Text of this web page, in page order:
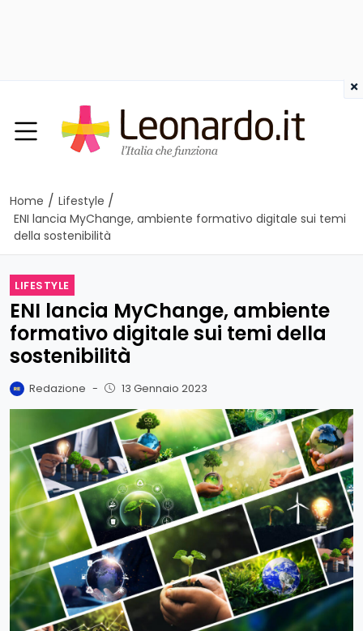
Home / Lifestyle /
ENI lancia MyChange, ambiente formativo digitale sui temi
della sostenibilità
LIFESTYLE
ENI lancia MyChange, ambiente
formativo digitale sui temi della
sostenibilità
Redazione - 13 Gennaio 2023
×